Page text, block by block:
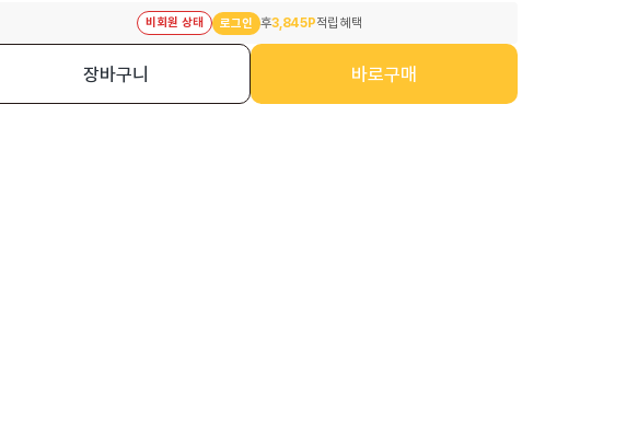
비회원 상태 로그인 후3,845P적립 혜택
장바구니 바로구매